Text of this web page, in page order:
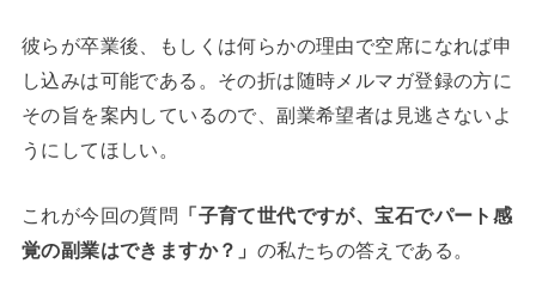
彼らが卒業後、もしくは何らかの理由で空席になれば申
し込みは可能である。その折は随時メルマガ登録の方に
その旨を案内しているので、副業希望者は見逃さないよ
うにしてほしい。
これが今回の質問
「子育て世代ですが、宝石でパート感
覚の副業はできますか？」 の私たちの答えである。